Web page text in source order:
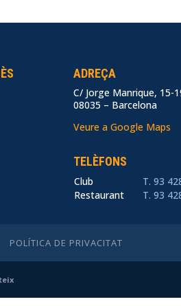
ADREÇA
C/ Jorge
08035 – Barcelona
Veure a Google Maps
TELÈFONS
Club
T. 93
Restaurant
T. 93
POLÍTICA DE PRIVACITAT